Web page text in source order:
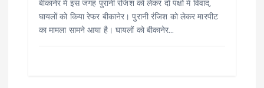
बीकानेर में इस जगह पुरानी रंजिश को लेकर दो पक्षों में विवाद,
घायलों को किया रेफर बीकानेर। पुरानी रंजिश को लेकर मारपीट
का मामला सामने आया है। घायलों को बीकानेर…